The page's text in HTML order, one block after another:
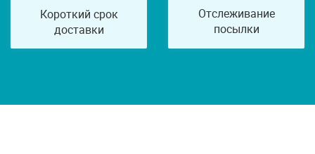
Короткий срок
доставки
Отслеживание
посылки